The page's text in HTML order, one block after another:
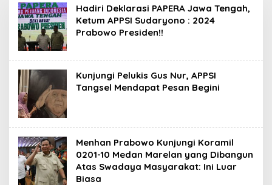
D
e
t
i
k
r
d
e
r
k
Hadiri Deklarasi PAPERA Jawa Tengah,
Ketum APPSI Sudaryono : 2024
Prabowo Presiden!!
Kunjungi Pelukis Gus Nur, APPSI
Tangsel Mendapat Pesan Begini
Menhan Prabowo Kunjungi Koramil
0201-10 Medan Marelan yang Dibangun
Atas Swadaya Masyarakat: Ini Luar
Biasa